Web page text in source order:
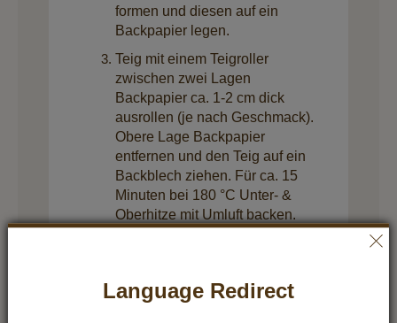
formen und diesen auf ein
Backpapier legen.
Teig mit einem Teigroller
zwischen zwei Lagen
Backpapier ca. 1-2 cm dick
ausrollen (je nach Geschmack).
Obere Lage Backpapier
entfernen und den Teig auf ein
Backblech ziehen. Für ca. 15
Minuten bei 180 °C Unter- &
Oberhitze mit Umluft backen.
Stücke schneiden, Lagere die
Riegel am besten in einer Keks-
Language Redirect